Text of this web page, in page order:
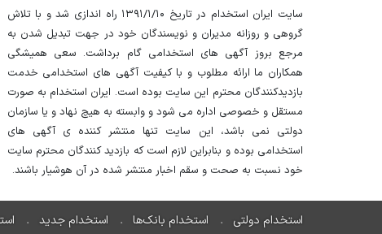
سایت ایران استخدام در تاریخ ۱۳۹۱/۱/۱۰ راه اندازی شد و با تلاش
گروهی و روزانه مدیران و نویسندگان خود در جهت تبدیل شدن به
مرجع بروز آگهی های استخدامی گام برداشت. سعی همیشگی
همکاران ما ارائه مطلوب و با کیفیت آگهی های استخدامی خدمت
بازدیدکنندگان محترم این سایت بوده است. ایران استخدام به صورت
مستقل و خصوصی اداره می شود و وابسته به هیچ نهاد و یا سازمان
دولتی نمی باشد، این سایت تنها منتشر کننده ی آگهی های
استخدامی بوده و بنابراین لازم است که بازدید کنندگان محترم سایت
خود نسبت به صحت و سقم اخبار منتشر شده در آن هوشیار باشند.
استخدام دولتی استخدام بانک‌ها استخدام جدید